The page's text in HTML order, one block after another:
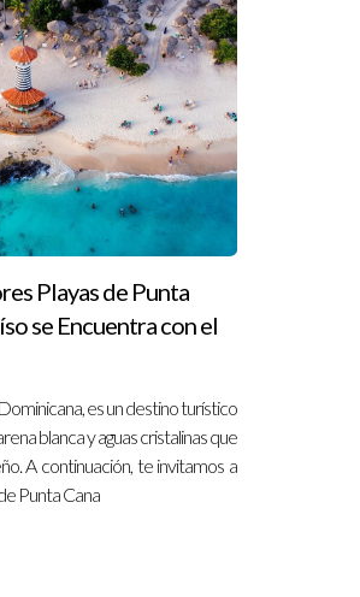
valiosa sobre el
y sus alrededores.
cualquier contrato.
la calidad de vida y el
pero es esencial
Playas de Punta
se Encuentra con el
es un destino turístico
blanca y aguas cristalinas que
A continuación, te invitamos a
Punta Cana